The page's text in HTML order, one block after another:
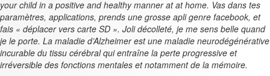
your child in a positive and healthy manner at at home. Vas dans tes
paramètres, applications, prends une grosse apli genre facebook, et
fais « déplacer vers carte SD ». Joli décolleté, je me sens belle quand
je le porte. La maladie d’Alzheimer est une maladie neurodégénérative
incurable du tissu cérébral qui entraîne la perte progressive et
irréversible des fonctions mentales et notamment de la mémoire.